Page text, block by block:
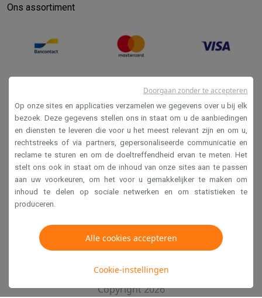
Ons assortiment
Verkoopsvoorwaarden
Privacy
Disclaimer
Cookies
Krëfel NV - Steenstraat 44 - Industriezone 4 "T Sas",
1851 Humbeek, België
Copyright 2026
Op onze sites en applicaties verzamelen we gegevens over u bij elk
bezoek. Deze gegevens stellen ons in staat om u de aanbiedingen
en diensten te leveren die voor u het meest relevant zijn en om u,
rechtstreeks of via partners, gepersonaliseerde communicatie en
reclame te sturen en om de doeltreffendheid ervan te meten. Het
stelt ons ook in staat om de inhoud van onze sites aan te passen
aan uw voorkeuren, om het voor u gemakkelijker te maken om
inhoud te delen op sociale netwerken en om statistieken te
produceren.
Alle cookies accepteren
Cookie-instellingen
Doorgaan zonder te accepteren